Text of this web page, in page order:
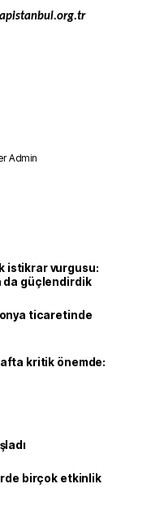
Admin
istikrar vurgusu:
da güçlendirdik
ticaretinde
kritik önemde:
birçok etkinlik